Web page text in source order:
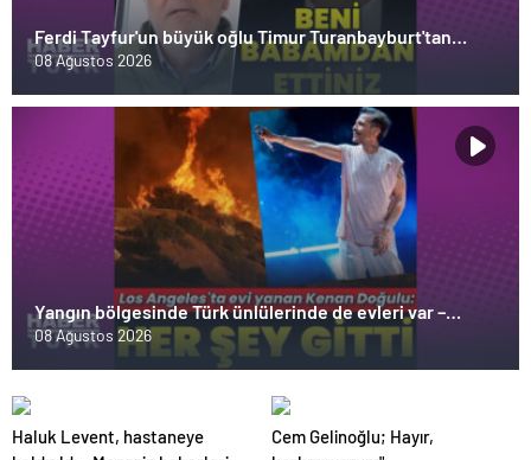
Ferdi Tayfur'un büyük oğlu Timur Turanbayburt'tan
açıklama Magazin haberleri
08 Ağustos 2026
Yangın bölgesinde Türk ünlülerinde de evleri var –
Magazin haberleri
08 Ağustos 2026
Haluk Levent, hastaneye
Cem Gelinoğlu; Hayır,